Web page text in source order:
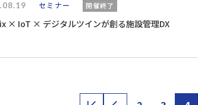
セミナー 開催終了
× IoT × デジタルツインが創る施設管理DX